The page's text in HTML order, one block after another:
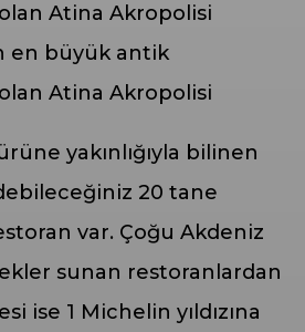
en büyük antik
Atina Akropolisi
yakınlığıyla bilinen
20 tane
var. Çoğu Akdeniz
sunan restoranlardan
ise 1 Michelin yıldızına